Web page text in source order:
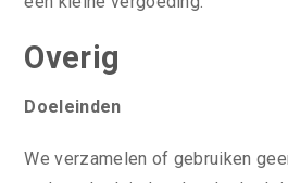
Overig
Doeleinden
We verzamelen of gebruiken